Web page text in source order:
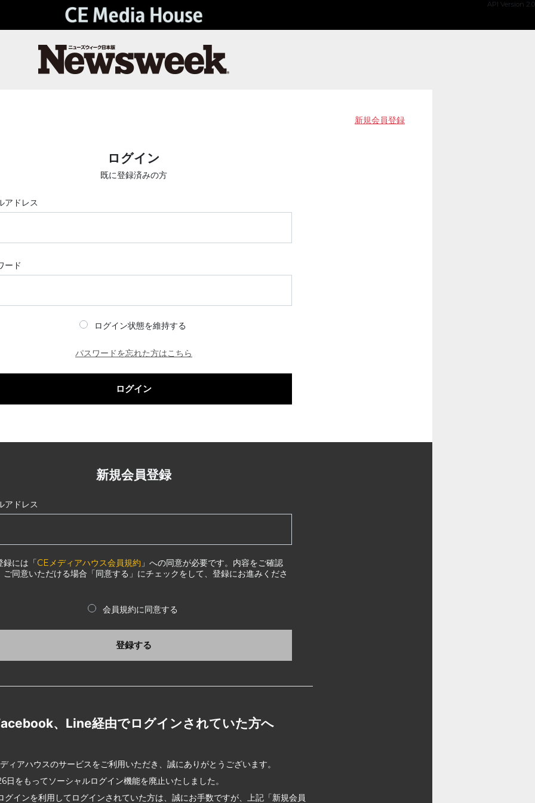
API Version 2.0
新規会員登録
ログイン
既に登録済みの方
アドレス
ード
ログイン状態を維持する
パスワードを忘れた方はこちら
ログイン
新規会員登録
アドレス
録には「CEメディアハウス会員規約 」への同意が必要です。内容をご確認
ご同意いただける場合「同意する」にチェックをして、登録にお進みくださ
会員規約に同意する
登録する
、Line経由でログインされていた方へ
ィアハウスのサービスをご利用いただき、誠にありがとうございます。
日をもってソーシャルログイン機能を廃止いたしました。
グインを利用してログインされていた方は、誠にお手数ですが、上記「新規会員